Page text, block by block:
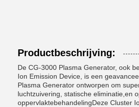
Productbeschrijving:
De CG-3000 Plasma Generator, ook
Ion Emission Device, is een
Plasma Generator ontworpen om
luchtzuivering, statische eliminatie,en
oppervlaktebehandelingDeze Cluster